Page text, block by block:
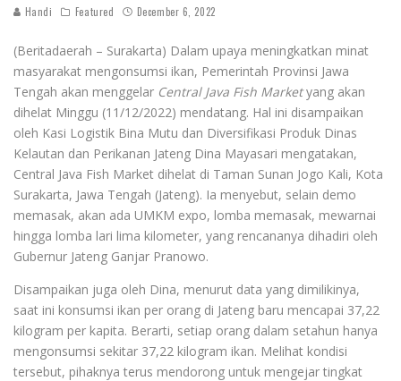
Handi Featured December 6, 2022
(Beritadaerah – Surakarta) Dalam upaya meningkatkan minat
masyarakat mengonsumsi ikan, Pemerintah Provinsi Jawa
Tengah akan menggelar Central Java Fish Marketyang akan
dihelat Minggu (11/12/2022) mendatang. Hal ini disampaikan
oleh Kasi Logistik Bina Mutu dan Diversifikasi Produk Dinas
Kelautan dan Perikanan Jateng Dina Mayasari mengatakan,
Central Java Fish Market dihelat di Taman Sunan Jogo Kali, Kota
Surakarta, Jawa Tengah (Jateng). Ia menyebut, selain demo
memasak, akan ada UMKM expo, lomba memasak, mewarnai
hingga lomba lari lima kilometer, yang rencananya dihadiri oleh
Gubernur Jateng Ganjar Pranowo.
Disampaikan juga oleh Dina, menurut data yang dimilikinya,
saat ini konsumsi ikan per orang di Jateng baru mencapai 37,22
kilogram per kapita. Berarti, setiap orang dalam setahun hanya
mengonsumsi sekitar 37,22 kilogram ikan. Melihat kondisi
tersebut, pihaknya terus mendorong untuk mengejar tingkat